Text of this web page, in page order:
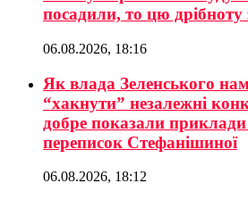
посадили, то цю дрібноту
06.08.2026, 18:16
Як влада Зеленського
“хакнути” незалежні
добре показали приклади
переписок Стефанішиної
06.08.2026, 18:12